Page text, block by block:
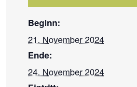
Beginn:
21. November 2024
Ende:
24. November 2024